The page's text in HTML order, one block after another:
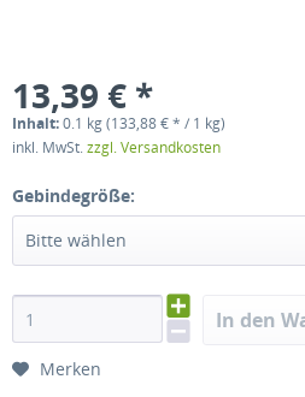
13,39 € *
Inhalt:0.1 kg (133,88 € * / 1 kg)
inkl. MwSt.zzgl. Versandkosten
Gebindegröße:
Bitte wählen
In den
Merken